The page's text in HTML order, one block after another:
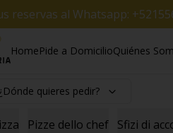
reservas al Whatsapp:
HomePide a DomicilioQuiénes
quieres pedir?
Pizze dello chef Sfizi di